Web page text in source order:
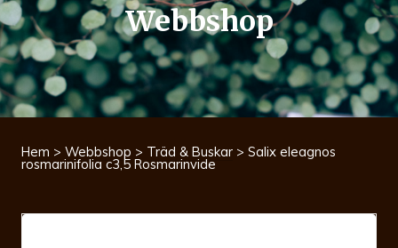
Webbshop
Hem > Webbshop > Träd & Buskar > Salix eleagnos
rosmarinifolia c3,5 Rosmarinvide